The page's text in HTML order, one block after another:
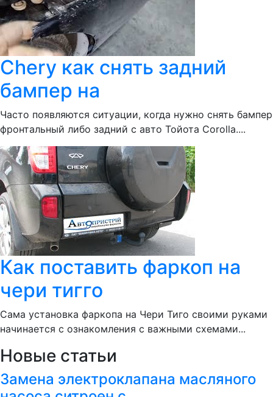
Chery как снять задний
бампер на
Часто появляются ситуации, когда нужно снять бампер
фронтальный либо задний с авто Тойота Corolla....
Как поставить фаркоп на
чери тигго
Сама установка фаркопа на Чери Тиго своими руками
начинается с ознакомления с важными схемами...
Новые статьи
Замена электроклапана масляного